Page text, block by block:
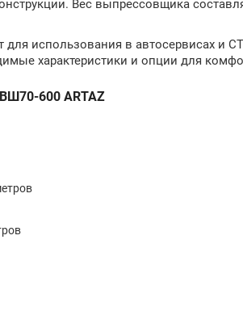
Вес выпрессовщика
использования в автосервисах и
характеристики и опции для
600 ARTAZ